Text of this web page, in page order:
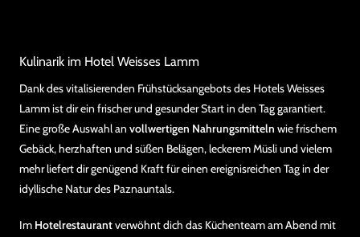
Kulinarik im Hotel Weisses Lamm
Dank des vitalisierenden Frühstücksangebots des Hotels Weisses
Lamm ist dir ein frischer und gesunder Start in den Tag garantiert.
Eine große Auswahl an vollwertigen Nahrungsmitteln wie frischem
Gebäck, herzhaften und süßen Belägen, leckerem Müsli und vielem
mehr liefert dir genügend Kraft für einen ereignisreichen Tag in der
idyllische Natur des Paznauntals.
Im Hotelrestaurantverwöhnt dich das Küchenteam am Abend mit